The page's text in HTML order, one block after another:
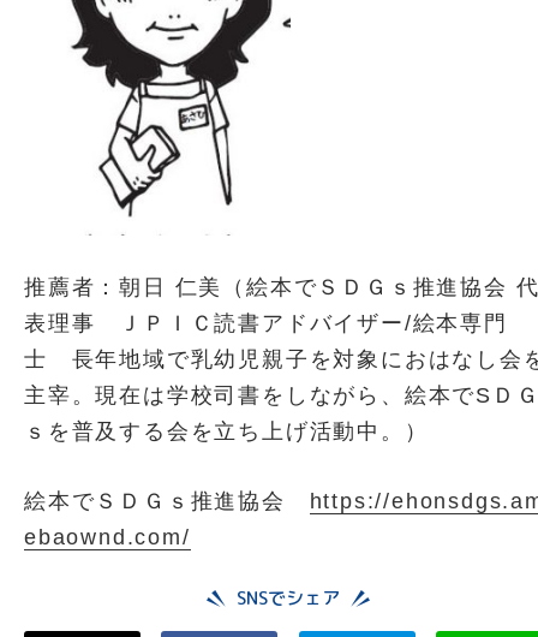
推薦者：朝日 仁美（絵本でＳＤＧｓ推進協会
表理事 ＪＰＩＣ読書アドバイザー/絵本専門
士 長年地域で乳幼児親子を対象におはなし会
主宰。現在は学校司書をしながら、絵本でSＤ
ｓを普及する会を立ち上げ活動中。）
絵本でＳＤＧｓ推進協会 https://
ebaownd.com/
SNSでシェア